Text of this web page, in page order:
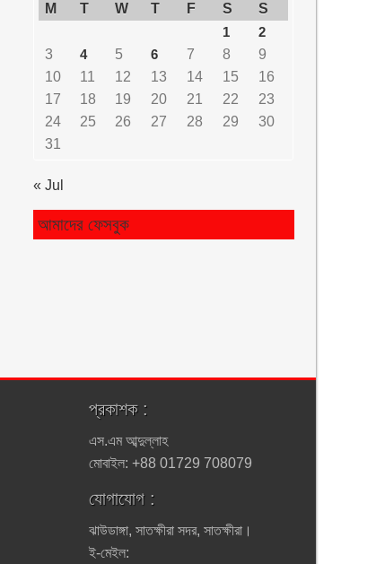
M T W T F S
S
1
2
3
4 5 6 7 8
9
10
11 12 13 14 15
16
17
18 19 20 21 22
23
24
25 26 27 28 29
30
31
« Jul
আমাদের ফেসবুক
প্রকাশক :
এস.এম আব্দুল্লাহ
মোবাইল: +88 01729 708079
যোগাযোগ :
ঝাউডাঙ্গা, সাতক্ষীরা সদর, সাতক্ষীরা।
ই-মেইল: